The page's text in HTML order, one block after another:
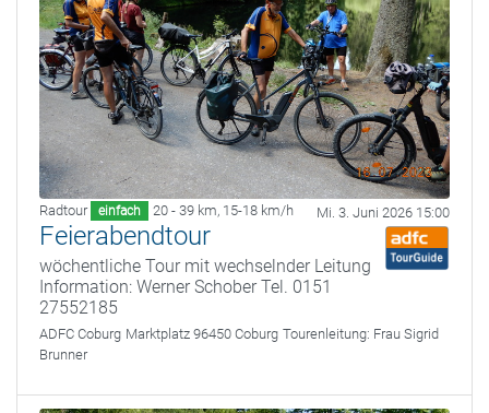
Radtour einfach 20 - 39 km, 15-18 km/h Mi. 3. Juni 2026 15:00
Feierabendtour
wöchentliche Tour mit wechselnder Leitung
Information: Werner Schober Tel. 0151
27552185
ADFC Coburg Marktplatz 96450 Coburg Tourenleitung: Frau Sigrid
Brunner